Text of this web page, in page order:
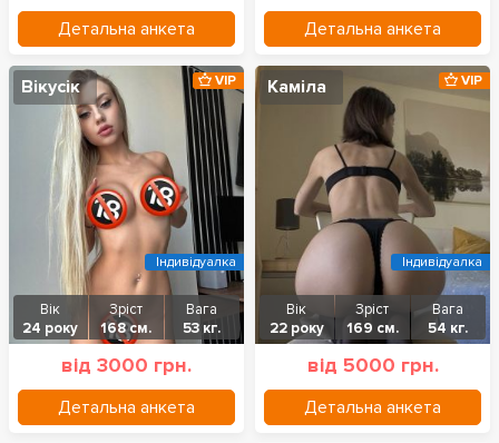
Детальна анкета Детальна анкета
Вікусік
Вік
24 року
Зріст
168 см.
Вага
53 кг.
від 3000 грн.
Детальна анкета
VIP
Індивідуалка
Каміла
Вік
22 року
Зріст
169 см.
Вага
54 кг.
від 5000 грн.
Детальна анкета
VIP
Індивідуалка